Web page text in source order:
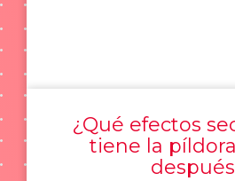
¿Qué efectos
tiene la